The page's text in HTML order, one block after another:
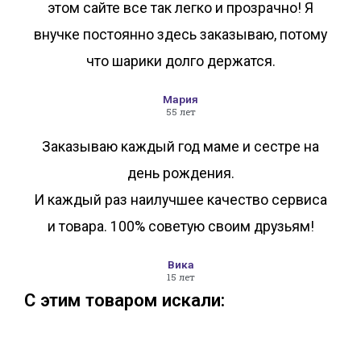
этом сайте все так легко и прозрачно! Я
внучке постоянно здесь заказываю, потому
что шарики долго держатся.
Мария
55 лет
Заказываю каждый год маме и сестре на
день рождения.
И каждый раз наилучшее качество сервиса
и товара. 100% советую своим друзьям!
Вика
15 лет
С этим товаром искали: